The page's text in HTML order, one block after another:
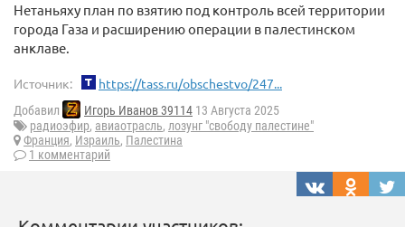
Нетаньяху план по взятию под контроль всей территории
города Газа и расширению операции в палестинском
анклаве.
Источник: https://tass.ru/obschestvo/247...
Добавил Игорь Иванов 39114 13 Августа 2025
радиоэфир, авиаотрасль, лозунг "свободу палестине"
Франция, Израиль, Палестина
1 комментарий